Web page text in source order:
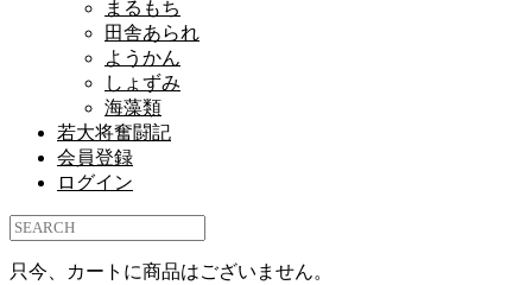
まるもち
田舎あられ
ようかん
しょずみ
海藻類
若大将奮闘記
会員登録
ログイン
只今、カートに商品はございません。